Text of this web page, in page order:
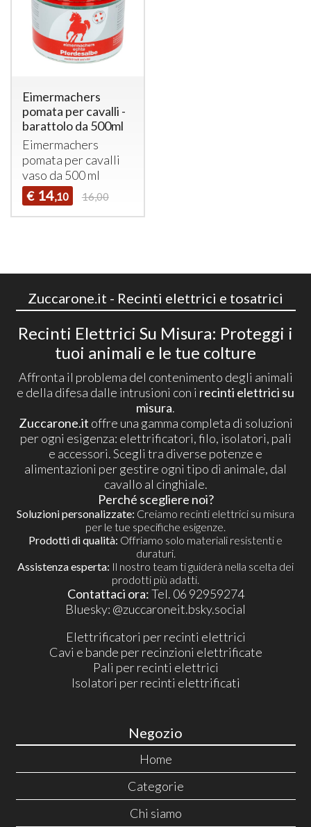
Eimermachers
pomata per cavalli -
barattolo da 500ml
Eimermachers
pomata per cavalli
vaso da 500 ml
€ 14,10 16,00
Zuccarone.it - Recinti elettrici e tosatrici
Recinti Elettrici Su Misura: Proteggi i
tuoi animali e le tue colture
Affronta il problema del contenimento degli animali
e della difesa dalle intrusioni con i recinti elettrici su
misura.
Zuccarone.it offre una gamma completa di soluzioni
per ogni esigenza: elettrificatori, filo, isolatori, pali
e accessori. Scegli tra diverse potenze e
alimentazioni per gestire ogni tipo di animale, dal
cavallo al cinghiale.
Perché scegliere noi?
Soluzioni personalizzate: Creiamo recinti elettrici su misura
per le tue specifiche esigenze.
Prodotti di qualità: Offriamo solo materiali resistenti e
duraturi.
Assistenza esperta: Il nostro team ti guiderà nella scelta dei
prodotti più adatti.
Contattaci ora:Tel. 06 92959274
​Bluesky: @zuccaroneit.bsky.social
Elettrificatori per recinti elettrici
Cavi e bande per recinzioni elettrificate
Pali per recinti elettrici
Isolatori per recinti elettrificati
Negozio
Home
Categorie
Chi siamo